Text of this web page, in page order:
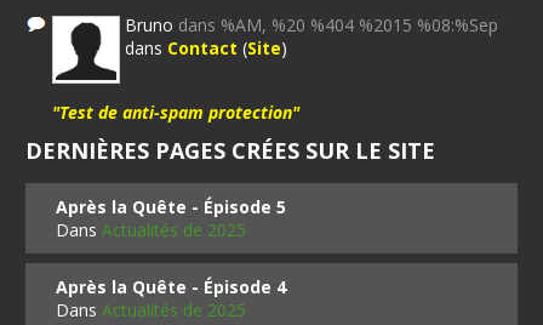
Bruno dans %AM, %20 %404 %2015 %08:%Sep
dans Contact (Site)
"Test de anti-spam protection"
DERNIÈRES PAGES CRÉES SUR LE SITE
Après la Quête - Épisode 5
DansActualités de 2025
Après la Quête - Épisode 4
DansActualités de 2025